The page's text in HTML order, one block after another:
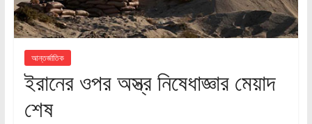
আন্তর্জাতিক
ইরানের ওপর অস্ত্র নিষেধাজ্ঞার মেয়াদ
শেষ